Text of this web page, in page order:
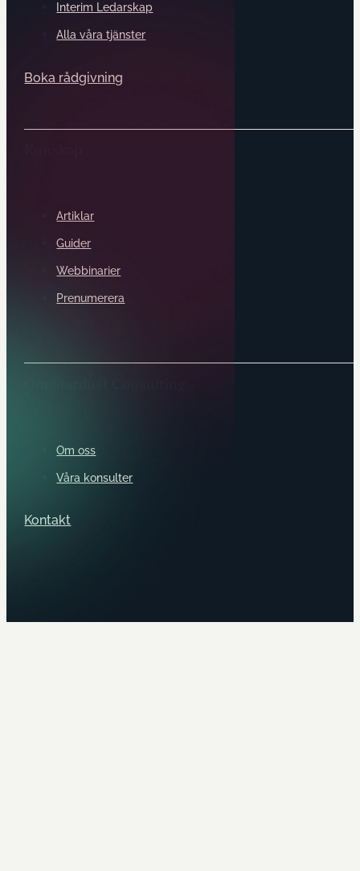
Interim Ledarskap
Alla våra tjänster
Boka rådgivning
Artiklar
Guider
Webbinarier
Prenumerera
Om oss
Våra konsulter
Kontakt